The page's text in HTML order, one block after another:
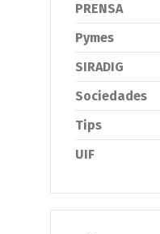
PRENSA
Pymes
SIRADIG
Sociedades
Tips
UIF